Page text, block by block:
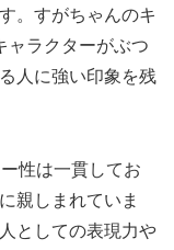
。すがちゃんのキ
ャラクターがぶつ
人に強い印象を残
性は一貫してお
親しまれていま
としての表現力や